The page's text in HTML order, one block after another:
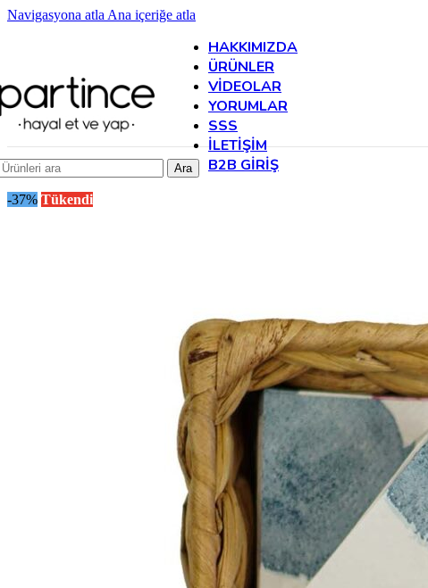
Navigasyona atla Ana içeriğe atla
HAKKIMIZDA
ÜRÜNLER
VIDEOLAR
YORUMLAR
SSS
İLETIŞIM
B2B GIRIŞ
Ara
-37% Tükendi